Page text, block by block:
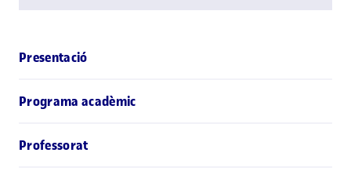
Presentació
Programa acadèmic
Professorat